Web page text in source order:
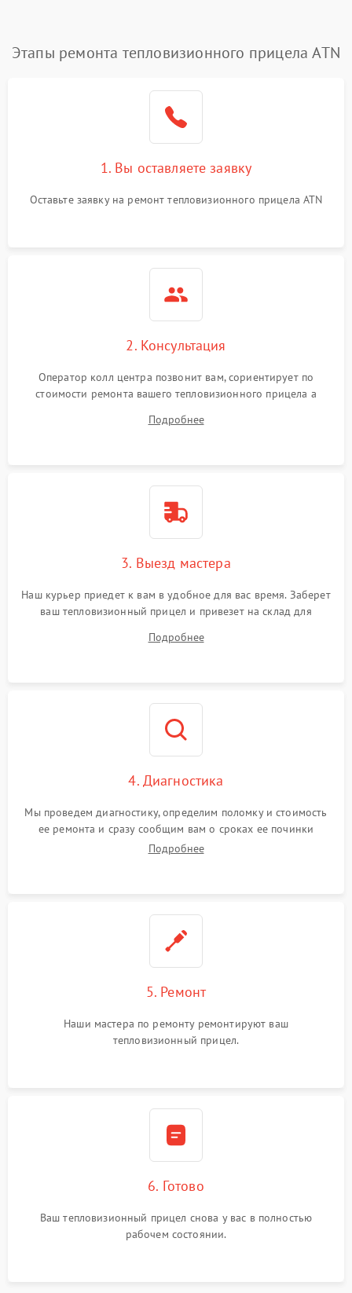
Этапы ремонта тепловизионного прицела ATN
1. Вы оставляете заявку
Оставьте заявку на ремонт тепловизионного прицела ATN
2. Консультация
Оператор колл центра позвонит вам, сориентирует по
стоимости ремонта вашего тепловизионного прицела а
Подробнее
3. Выезд мастера
Наш курьер приедет к вам в удобное для вас время. Заберет
ваш тепловизионный прицел и привезет на склад для
Подробнее
4. Диагностика
Мы проведем диагностику, определим поломку и стоимость
ее ремонта и сразу сообщим вам о сроках ее починки
Подробнее
5. Ремонт
Наши мастера по ремонту ремонтируют ваш
тепловизионный прицел.
6. Готово
Ваш тепловизионный прицел снова у вас в полностью
рабочем состоянии.